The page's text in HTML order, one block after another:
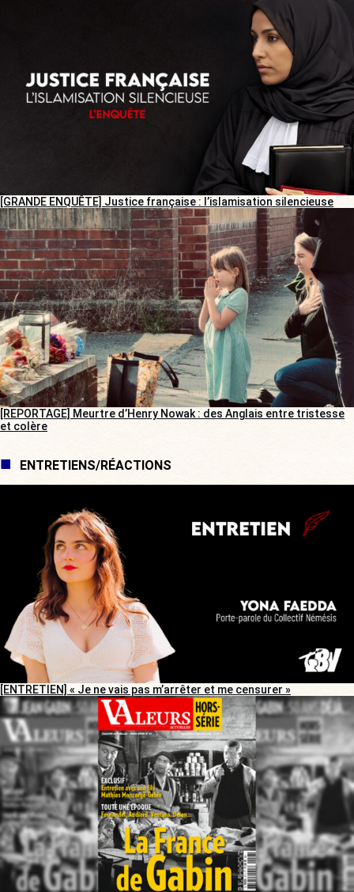
[GRANDE ENQUÊTE] Justice française : l’islamisation silencieuse
[REPORTAGE] Meurtre d’Henry Nowak : des Anglais entre tristesse
et colère
ENTRETIENS/RÉACTIONS
[ENTRETIEN] « Je ne vais pas m’arrêter et me censurer »